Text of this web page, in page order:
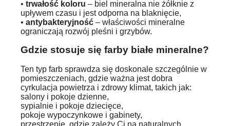
• trwałość koloru – biel mineralna nie żółknie z
upływem czasu i jest odporna na blaknięcie,
• antybakteryjność – właściwości mineralne
ograniczają rozwój pleśni i grzybów.
Gdzie stosuje się farby białe mineralne?
Ten typ farb sprawdza się doskonale szczególnie w
pomieszczeniach, gdzie ważna jest dobra
cyrkulacja powietrza i zdrowy klimat, takich jak:
salony i pokoje dzienne,
sypialnie i pokoje dziecięce,
pokoje wypoczynkowe i gabinety,